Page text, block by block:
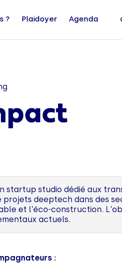
? Plaidoyer Agenda
startup studio dédié aux
deeptech dans des
et l'éco-construction.
actuels.
: